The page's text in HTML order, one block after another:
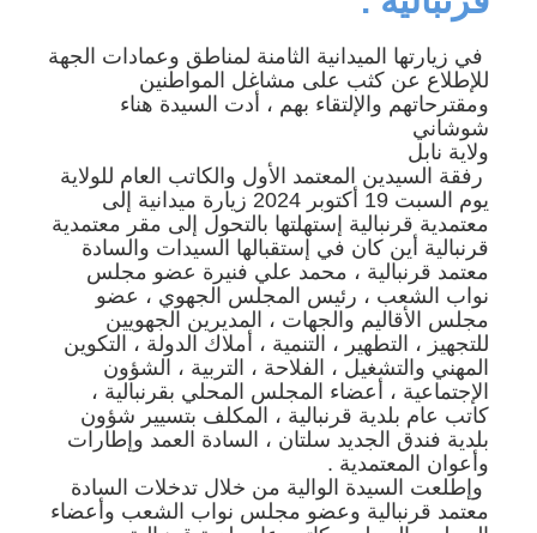
في زيارتها الميدانية الثامنة لمناطق وعمادات الجهة
للإطلاع عن كثب على مشاغل المواطنين
ومقترحاتهم والإلتقاء بهم ، أدت السيدة هناء
شوشاني
ولاية نابل
رفقة السيدين المعتمد الأول والكاتب العام للولاية
يوم السبت 19 أكتوبر 2024 زيارة ميدانية إلى
معتمدية قرنبالية إستهلتها بالتحول إلى مقر معتمدية
قرنبالية أين كان في إستقبالها السيدات والسادة
معتمد قرنبالية ، محمد علي فنيرة عضو مجلس
نواب الشعب ، رئيس المجلس الجهوي ، عضو
مجلس الأقاليم والجهات ، المديرين الجهويين
للتجهيز ، التطهير ، التنمية ، أملاك الدولة ، التكوين
المهني والتشغيل ، الفلاحة ، التربية ، الشؤون
الإجتماعية ، أعضاء المجلس المحلي بقرنبالية ،
كاتب عام بلدية قرنبالية ، المكلف بتسيير شؤون
بلدية فندق الجديد سلتان ، السادة العمد وإطارات
وأعوان المعتمدية .
وإطلعت السيدة الوالية من خلال تدخلات السادة
معتمد قرنبالية وعضو مجلس نواب الشعب وأعضاء